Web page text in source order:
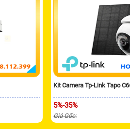
Kit Camera Tp-Link Tapo
5%-35%
Giá Gốc: